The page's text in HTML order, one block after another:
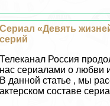
Сериал «Девять
серий
Телеканал Россия
нас сериалами о любви
В данной статье , мы
актерском составе